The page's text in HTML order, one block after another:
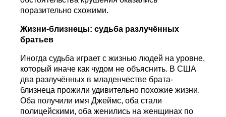
поразительно схожими.
Жизни-близнецы: судьба разлучённых
братьев
Иногда судьба играет с жизнью людей на уровне,
который иначе как чудом не объяснить. В США
два разлучённых в младенчестве брата-
близнеца прожили удивительно похожие жизни.
Оба получили имя Джеймс, оба стали
полицейскими, оба женились на женщинах по